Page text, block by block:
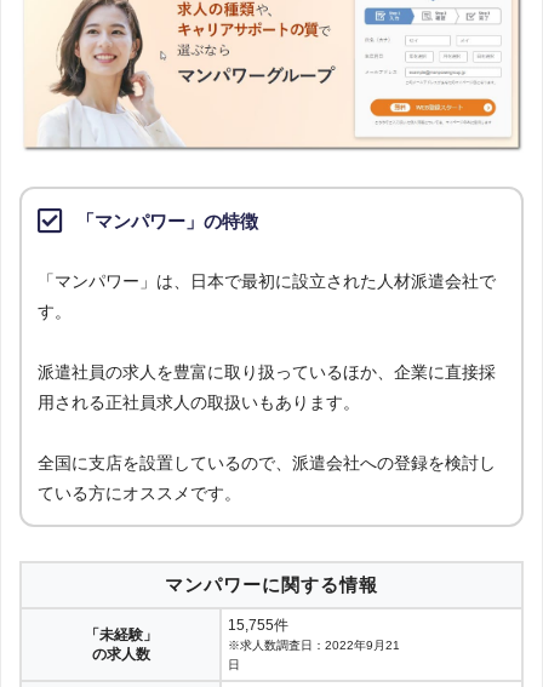
「マンパワー」の特徴
「マンパワー」は、日本で最初に設立された人材派遣会社で
す。
派遣社員の求人を豊富に取り扱っているほか、企業に直接採
用される正社員求人の取扱いもあります。
全国に支店を設置しているので、派遣会社への登録を検討し
ている方にオススメです。
マンパワーに関する情報
「未経験」
の求人数
15,755件
※求人数調査日：2022年9月21
日